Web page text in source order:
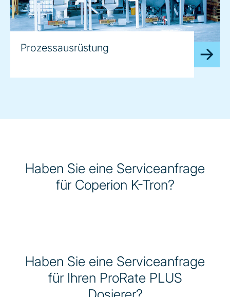
Prozessausrüstung
Haben Sie eine Serviceanfrage
für Coperion K-Tron?
Haben Sie eine Serviceanfrage
für Ihren ProRate PLUS